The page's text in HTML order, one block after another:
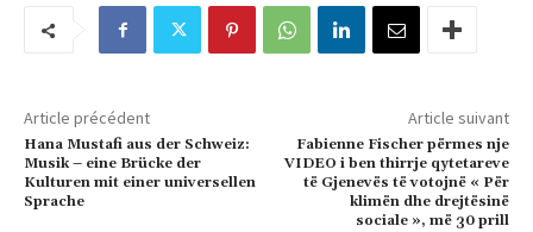
Article précédent
Hana Mustafi aus der Schweiz:
Musik – eine Brücke der
Kulturen mit einer universellen
Sprache
Article suivant
Fabienne Fischer përmes nje
VIDEO i ben thirrje qytetareve
të Gjenevës të votojnë « Për
klimën dhe drejtësinë
sociale », më 30 prill